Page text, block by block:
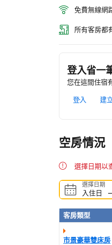
免費無線網
所有客房都
登入省一
您在這間住宿
登入 建
空房情況
選擇日期以
選擇日期
入住日
客房類型
市景豪華雙床房